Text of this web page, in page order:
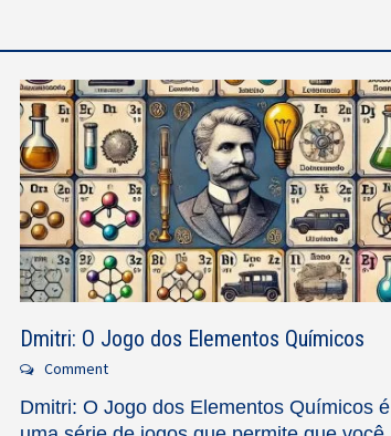
Dmitri: O Jogo dos Elementos Químicos
Comment
Dmitri: O Jogo dos Elementos Químicos é